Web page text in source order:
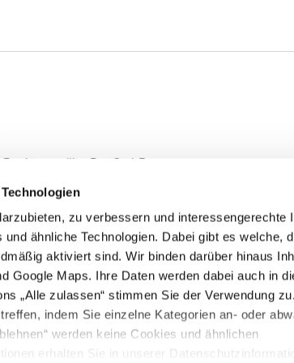
zu verbessern und interessengerechte
ähnliche Technologien. Dabei gibt es welche,
aktiviert sind. Wir binden darüber hinaus
Google Maps. Ihre Daten werden dabei auch in
„Alle zulassen“ stimmen Sie der Verwendung
indem Sie einzelne Kategorien an- oder
werden keine Cookies und ähnlichen
erhalten Sie in unserer
Rechtsanwälte PartGmbB
28305740
28305744